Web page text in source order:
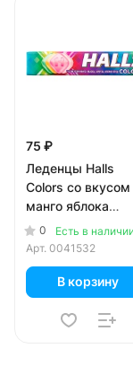
75 ₽
Леденцы Halls
Colors со вкусом
манго яблока
арбуза лесных
25 гр
0
Есть в
Арт. 0041532
В корзину